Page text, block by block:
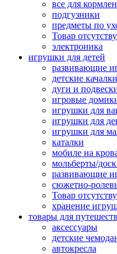
все для
подгузники
предметы по
Товар
электроника
игрушки для детей
развивающие
детские качалки
дуги и
игровые
игрушки для
игрушки для
игрушки для
каталки
мобиле на
мольберты/
развивающие
сюжетно-
Товар
хранение
товары для
аксессуары
детские
автокресла